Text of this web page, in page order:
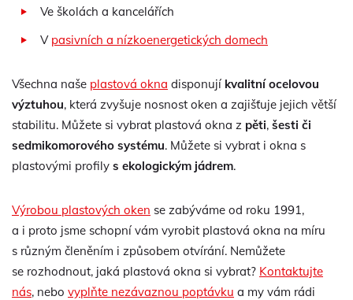
Ve školách a kancelářích
V pasivních a nízkoenergetických domech
Všechna naše plastová okna disponují kvalitní ocelovou
výztuhou, která zvyšuje nosnost oken a zajišťuje jejich větší
stabilitu. Můžete si vybrat plastová okna z pěti, šesti či
sedmikomorového systému. Můžete si vybrat i okna s
plastovými profily s ekologickým jádrem.
Výrobou plastových oken se zabýváme od roku 1991,
a i proto jsme schopní vám vyrobit plastová okna na míru
s různým členěním i způsobem otvírání. Nemůžete
se rozhodnout, jaká plastová okna si vybrat? Kontaktujte
nás, nebo vyplňte nezávaznou poptávku a my vám rádi